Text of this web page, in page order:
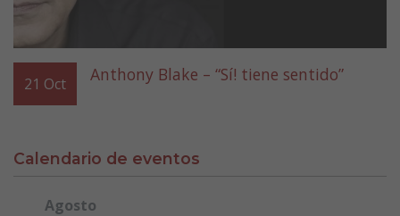
21 Oct Anthony Blake – “Sí! tiene sentido”
Calendario de eventos
Agosto